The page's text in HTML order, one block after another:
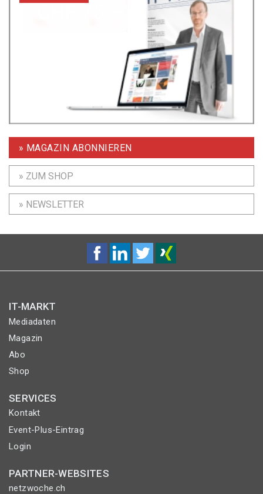
» MAGAZIN ABONNIEREN
» ZUM SHOP
» NEWSLETTER
IT-MARKT
Mediadaten
Magazin
Abo
Shop
SERVICES
Kontakt
Event-Plus-Eintrag
Login
PARTNER-WEBSITES
netzwoche.ch